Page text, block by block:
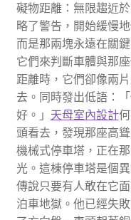
礙物距離：無限趨近
略了警告，開始緩慢
而是那兩塊永遠在關
它們來判斷車體與那
距離時，它們卻像兩
去。同時發出低語：
好。」 天母室內設計
頭看去，發現那座高
機械式停車塔，正在
光。這棟停車塔是個
傳說只要有人敢在它
泊車地獄。他已經失